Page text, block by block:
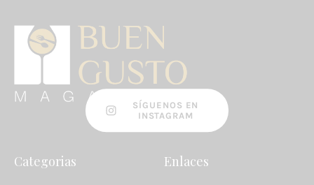
SÍGUENOS EN
INSTAGRAM
Categorias Enlaces